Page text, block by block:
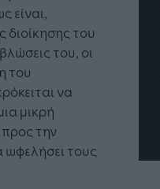
είναι,
διοίκησης του
του, οι
του
να
μικρή
την
ωφελήσει τους
Νοημοσύνη: το νέο
σύστημα της